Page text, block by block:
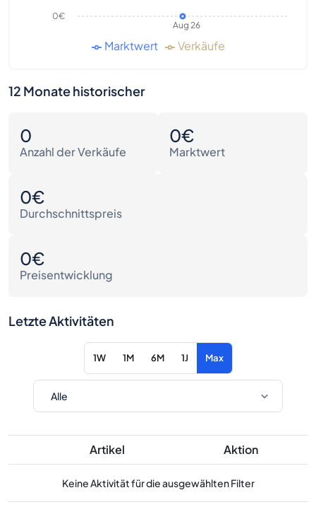
Aug 26
0€
Marktwert Verkäufe
12 Monate historischer
0
Anzahl der Verkäufe
0€
Marktwert
0€
Durchschnittspreis
0€
Preisentwicklung
Letzte Aktivitäten
1W 1M 6M 1J Max
Artikel Aktion
Keine Aktivität für die ausgewählten Filter